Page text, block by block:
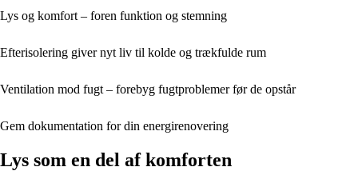
Lys og komfort – foren funktion og stemning
Efterisolering giver nyt liv til kolde og trækfulde rum
Ventilation mod fugt – forebyg fugtproblemer før de opstår
Gem dokumentation for din energirenovering
Lys som en del af komforten